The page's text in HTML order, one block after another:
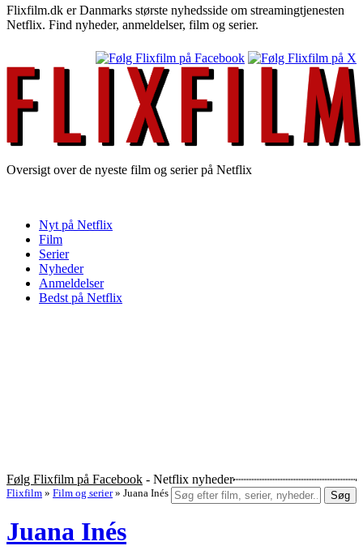
Flixfilm.dk er Danmarks største nyhedsside om streamingtjenesten
Netflix. Find nyheder, anmeldelser, film og serier.
Oversigt over de nyeste film og serier på Netflix
Nyt på Netflix
Film
Serier
Nyheder
Anmeldelser
Bedst på Netflix
Følg Flixfilm på Facebook - Netflix nyheder
Søg
Flixfilm » Film og serier » Juana Inés
Juana Inés